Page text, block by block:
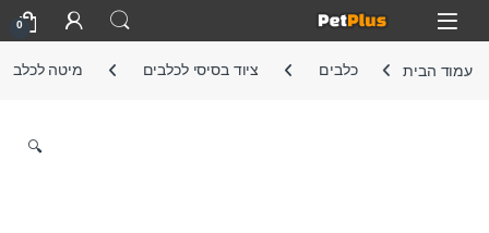
Skip to navigation
Skip to content
Open
0
עמוד הבית כלבים ציוד בסיסי לכלבים מיטה לכלב
🔍